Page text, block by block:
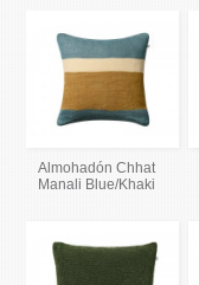
Almohadón Chhat
Manali Blue/Khaki